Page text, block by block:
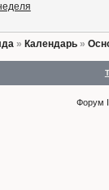
» Календарь»
Форум